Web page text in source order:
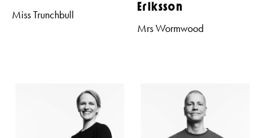
Miss Trunchbull
Eriksson
Mrs Wormwood